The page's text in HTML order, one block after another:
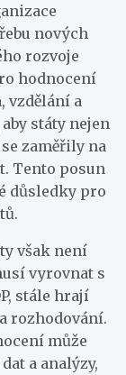
nových
rozvoje
hodnocení
vzdělání a
státy nejen
zaměřily na
Tento posun
důsledky pro
však není
vyrovnat s
stále hrají
rozhodování.
může
a analýzy,